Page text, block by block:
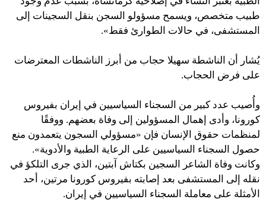
طبيب متخصص، ويسمح مسؤولو السجن بنقل السجينات إلى
المستشفى، في حالات الطوارئ فقط».
يُشار أن الناشطة سهيلا حجاب من أبرز الناشطات المعترضات
على فرض الحجاب.
وأُصيب عدد كبير من السجناء السياسيين في إيران بفيروس
كورونا، وأدى إهمال المسؤولين إلى وفاة بعضهم. ووفقًا
لمنظمات حقوق الإنسان فإن «مسؤولي السجون يتعمدون منع
حصول السجناء السياسيين على الرعاية الطبية والأدوية».
وكانت وفاة الشاعر السجين بكتاش آبتين، الذي جرى التلكؤ في
نقله إلى المستشفى بعد إصابته بفيروس كورونا مرتين، أحد
الأمثلة على معاملة السجناء السياسيين في إيران.